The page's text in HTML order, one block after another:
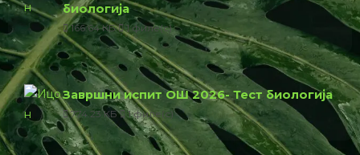
биологија
166.64 КБ 1 филе(с)
Завршни испит ОШ 2026- Тест биологија
774.23 КБ 1 филе(с)